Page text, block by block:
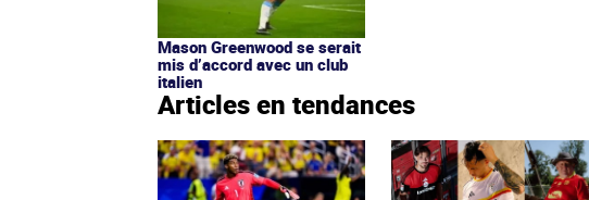
Mason Greenwood se serait
mis d’accord avec un club
italien
Articles en tendances